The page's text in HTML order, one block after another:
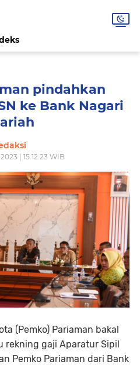
pindahkan
ke Bank Nagari
| 15.12.23 WIB
(Pemko) Pariaman bakal
rekning gaji Aparatur Sipil
Pemko Pariaman dari Bank